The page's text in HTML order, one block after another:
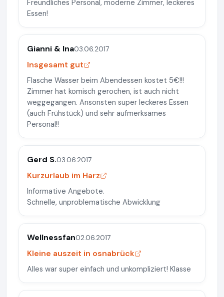
Freundliches Personal, moderne Zimmer, leckeres
Essen!
Gianni & Ina03.06.2017
Insgesamt gut
Flasche Wasser beim Abendessen kostet 5€!!!
Zimmer hat komisch gerochen, ist auch nicht
weggegangen. Ansonsten super leckeres Essen
(auch Frühstück) und sehr aufmerksames
Personal!!
Gerd S.03.06.2017
Kurzurlaub im Harz
Informative Angebote.
Schnelle, unproblematische Abwicklung
Wellnessfan02.06.2017
Kleine auszeit in osnabrück
Alles war super einfach und unkompliziert! Klasse